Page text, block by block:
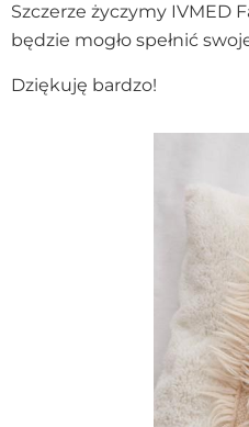
Szczerze życzymy IVMED
będzie mogło spełnić
Dziękuję bardzo!